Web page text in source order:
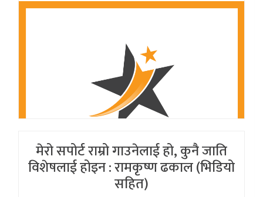
मेरो सपोर्ट राम्रो गाउनेलाई हो, कुनै जाति
विशेषलाई होइन : रामकृष्ण ढकाल (भिडियो
सहित)